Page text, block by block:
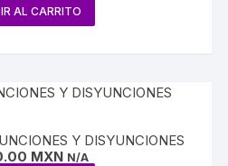
AL CARRITO
Y DISYUNCIONES
MXN N/A